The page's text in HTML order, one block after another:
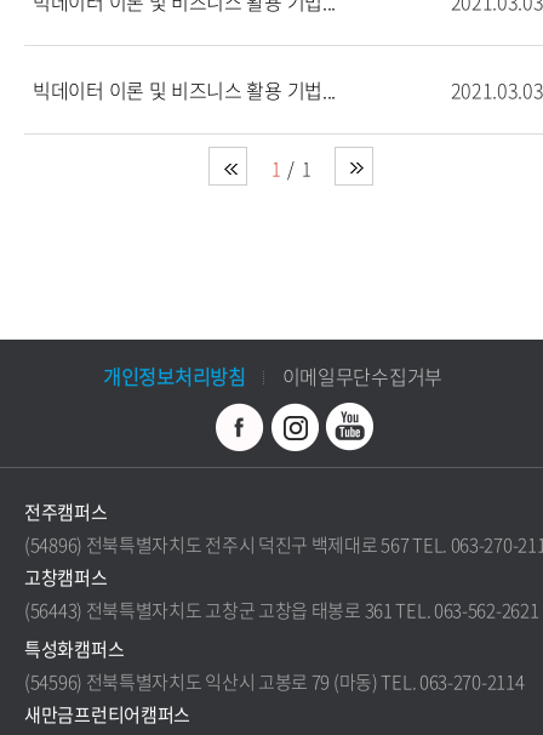
빅데이터 이론 및 비즈니스 활용 기법... 2021.03.03
1 1
개인정보처리방침 이메일무단수집거부
전주캠퍼스
(54896) 전북특별자치도 전주시 덕진구 백제대로 567 TEL. 063-270-
고창캠퍼스
(56443) 전북특별자치도 고창군 고창읍 태봉로 361 TEL. 063-562-2621
특성화캠퍼스
(54596) 전북특별자치도 익산시 고봉로 79 (마동) TEL. 063-270-2114
새만금프런티어캠퍼스